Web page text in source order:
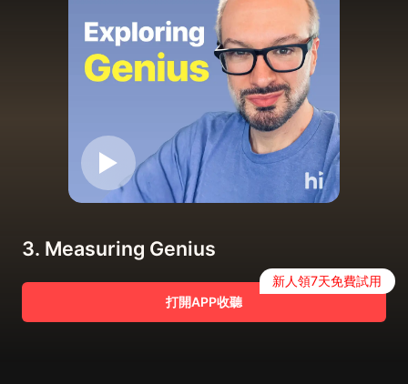
3. Measuring Genius
打開APP收聽
新人領7天免費試用